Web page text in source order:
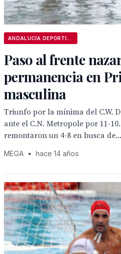
Paso al frente
permanencia en
masculina
Triunfo por la mínima del C.W.
ante el C.N. Metropole por 11-
remontaron un 4-8 en busca de...
MEGA • hace 14 años